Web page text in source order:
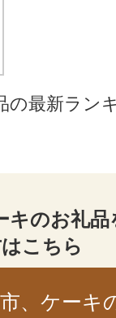
最新ラン
キのお礼
こちら
、ケーキ